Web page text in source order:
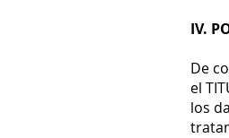
IV.
De
el
los